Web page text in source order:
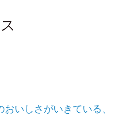
おいしさがいきている、